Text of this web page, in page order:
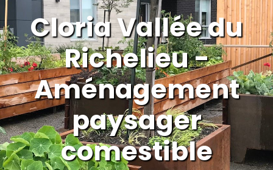
Cloria Vallée du
Richelieu -
Aménagement
paysager
comestible